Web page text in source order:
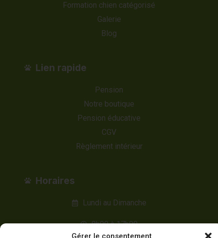
Gérer le consentement
Formation chien catégorisé
Galerie
Blog
Lien rapide
Pension
Notre boutique
Pension éducative
CGV
Règlement intérieur
Horaires
Lundi au Dimanche
8h00 à 17h00